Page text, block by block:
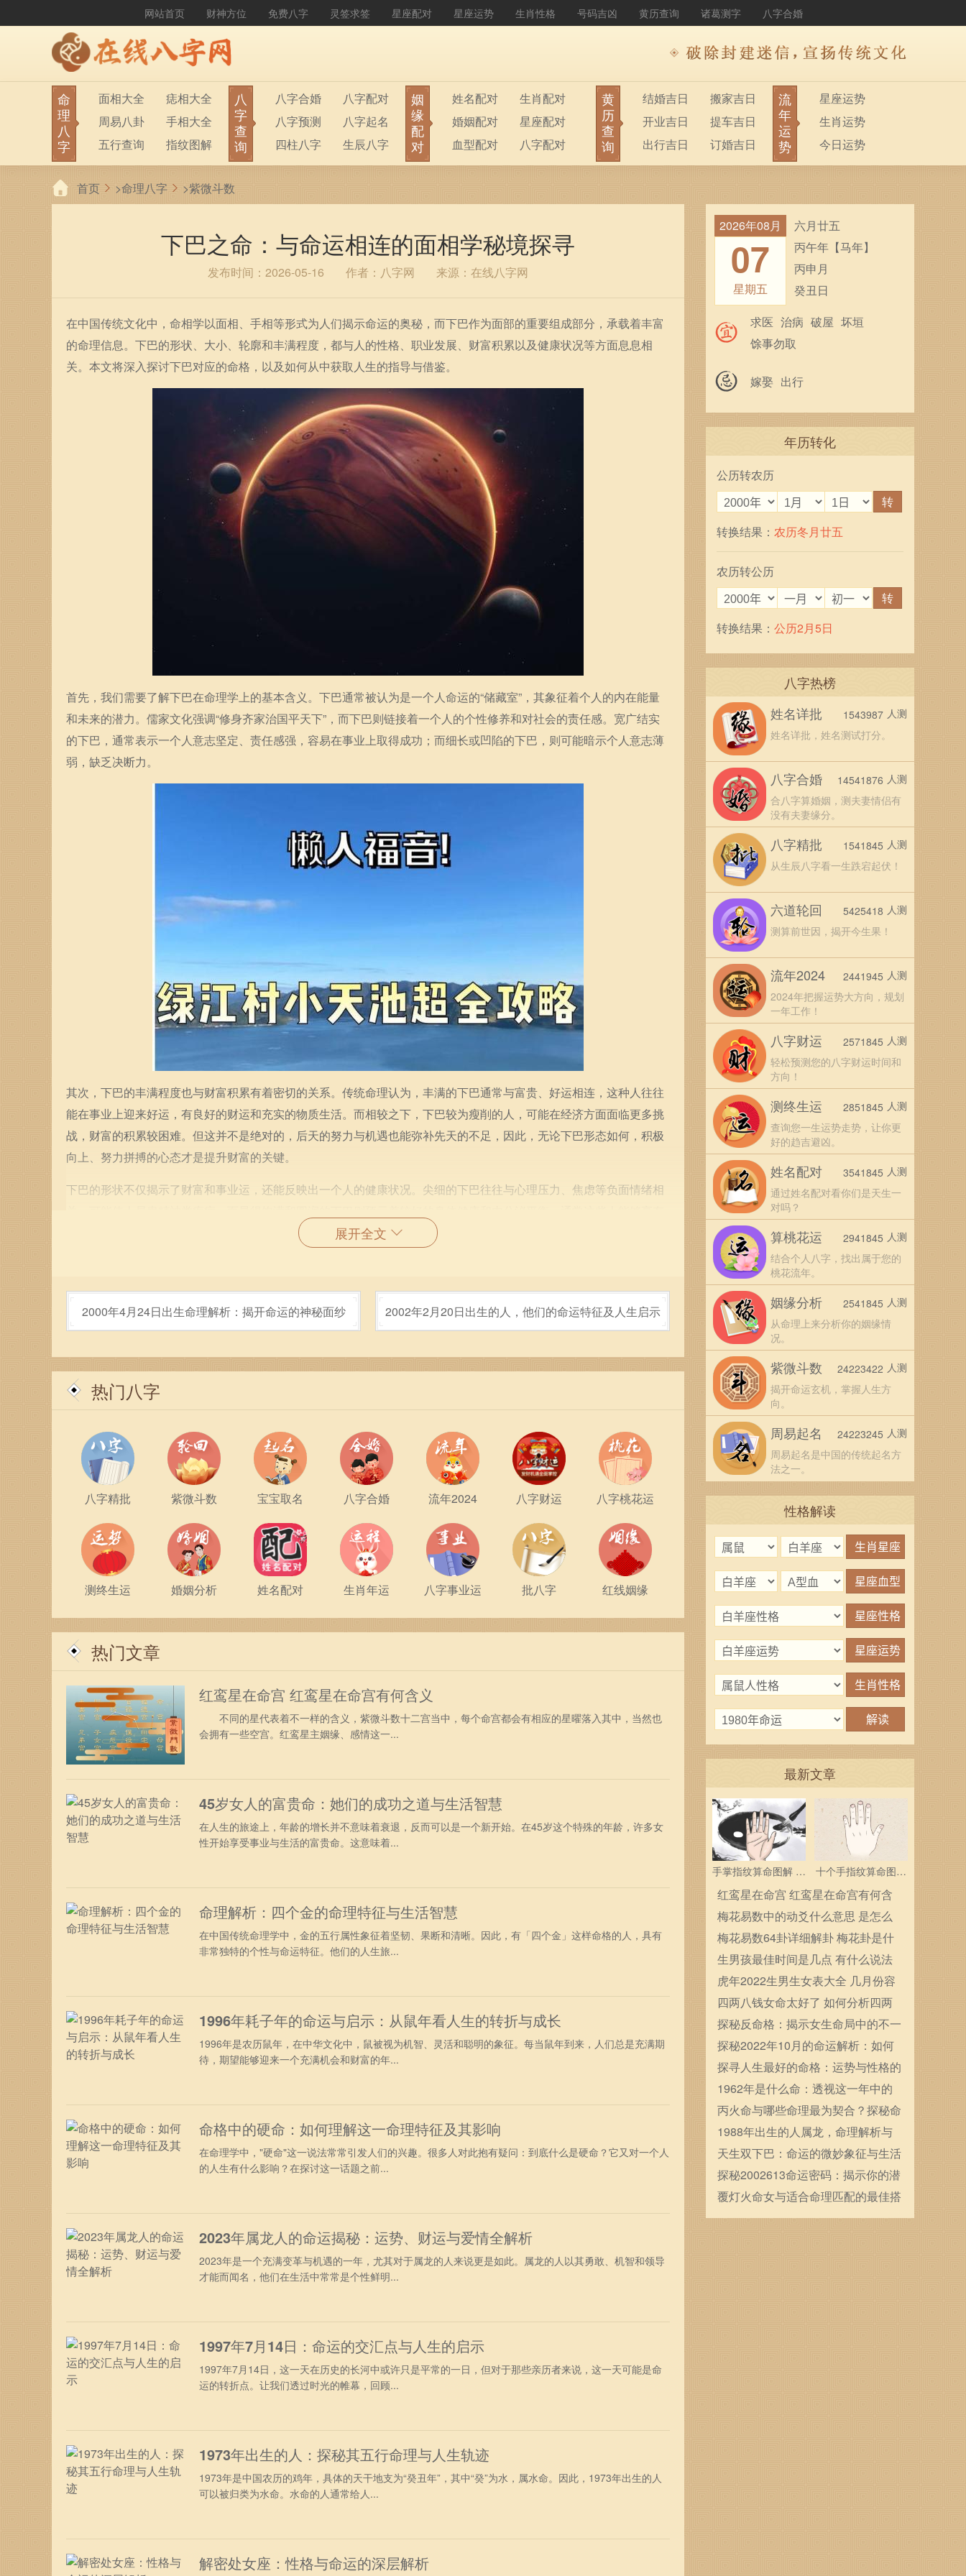
网站首页 财神方位 免费八字 灵签求签 星座配对 星座运势 生肖性格 号码吉凶 黄历查询 诸葛测字 八字合婚
命
理
八
字
面相大全
痣相大全
周易八卦
手相大全
五行查询
指纹图解
生男生女
称骨算命
前世今生
塔罗占卜
八
字
查
询
八字合婚
八字配对
八字预测
八字起名
四柱八字
生辰八字
六十甲子
八字排盘
姻
缘
配
对
姓名配对
生肖配对
婚姻配对
星座配对
血型配对
八字配对
黄
历
查
询
结婚吉日
搬家吉日
开业吉日
提车吉日
出行吉日
订婚吉日
流
年
运
势
星座运势
生肖运势
今日运势
首页 >命理八字 >紫微斗数
下巴之命：与命运相连的面相学秘境探寻
发布时间：2026-05-16 作者：八字网 来源：在线八字网
在中国传统文化中，命相学以面相、手相等形式为人们揭示命运的奥秘，而下巴作为面部的重要组成部分，承载着丰富
的命理信息。下巴的形状、大小、轮廓和丰满程度，都与人的性格、职业发展、财富积累以及健康状况等方面息息相
关。本文将深入探讨下巴对应的命格，以及如何从中获取人生的指导与借鉴。
首先，我们需要了解下巴在命理学上的基本含义。下巴通常被认为是一个人命运的“储藏室”，其象征着个人的内在能量
和未来的潜力。儒家文化强调“修身齐家治国平天下”，而下巴则链接着一个人的个性修养和对社会的责任感。宽广结实
的下巴，通常表示一个人意志坚定、责任感强，容易在事业上取得成功；而细长或凹陷的下巴，则可能暗示个人意志薄
弱，缺乏决断力。
其次，下巴的丰满程度也与财富积累有着密切的关系。传统命理认为，丰满的下巴通常与富贵、好运相连，这种人往往
能在事业上迎来好运，有良好的财运和充实的物质生活。而相较之下，下巴较为瘦削的人，可能在经济方面面临更多挑
战，财富的积累较困难。但这并不是绝对的，后天的努力与机遇也能弥补先天的不足，因此，无论下巴形态如何，积极
向上、努力拼搏的心态才是提升财富的关键。
下巴的形状不仅揭示了财富和事业运，还能反映出一个人的健康状况。尖细的下巴往往与心理压力、焦虑等负面情绪相
生活的乐趣，保持良好的生活状态。当然，虽然面相可以提供一些线索，但真正的健康还是要依靠日常的饮食、运动和
引他人的注意，善于交际。而下巴较为细长的人可能相对内向，社交能力较弱，容易显得孤独。因此，提升下巴所代表
的人际魅力实际上也关乎到自我形象的提升与自我认知的强化，通过学习与锻炼，可以改善这方面的状况。
在生活中，我们可以通过了解自己下巴的特征，找到更适合的生活与职业方向。例如，下巴宽广的人适合从事需要团体
协作的职业，如管理、销售等，这类工作能够充分发挥他们的社交与沟通能力。而下巴较细的人，或许更适合需要独立
思考或创造性的职业，如科研、艺术等，这样能够让他们在安静中思维、创作，从而实现自我价值。
总结来说，下巴在命理学上起到了至关重要的作用，无论是在财富、事业、健康还是人际关系方面，都能够提供有价值
的指导。了解自身的下巴特征，我们可以更好地规划人生，提高自身的综合素质与能力。无论命格如何，积极向上的心
态与努力拼搏的行动，才是改变命运的真正钥匙。正如古语所言：“天行健，君子以自强不息。”让我们从命理中汲取智
慧，努力成就更加辉煌的人生。
展开全文
2000年4月24日出生命理解析：揭开命运的神秘面纱 2002年2月20日出生的人，他们的命运特征及人生启示
热门八字
八字精批 紫微斗数 宝宝取名 八字合婚 流年2024 八字财运 八字桃花运
测终生运 婚姻分析 姓名配对 生肖年运 八字事业运 批八字 红线姻缘
热门文章
红鸾星在命宫 红鸾星在命宫有何含义
不同的星代表着不一样的含义，紫微斗数十二宫当中，每个命宫都会有相应的星曜落入其中，当然也
会拥有一些空宫。红鸾星主姻缘、感情这一...
45岁女人的富贵命：她们的成功之道与生活智慧
在人生的旅途上，年龄的增长并不意味着衰退，反而可以是一个新开始。在45岁这个特殊的年龄，许多女
性开始享受事业与生活的富贵命。这意味着...
命理解析：四个金的命理特征与生活智慧
在中国传统命理学中，金的五行属性象征着坚韧、果断和清晰。因此，有「四个金」这样命格的人，具有
非常独特的个性与命运特征。他们的人生旅...
1996年耗子年的命运与启示：从鼠年看人生的转折与成长
1996年是农历鼠年，在中华文化中，鼠被视为机智、灵活和聪明的象征。每当鼠年到来，人们总是充满期
待，期望能够迎来一个充满机会和财富的年...
命格中的硬命：如何理解这一命理特征及其影响
在命理学中，"硬命"这一说法常常引发人们的兴趣。很多人对此抱有疑问：到底什么是硬命？它又对一个人
的人生有什么影响？在探讨这一话题之前...
2023年属龙人的命运揭秘：运势、财运与爱情全解析
2023年是一个充满变革与机遇的一年，尤其对于属龙的人来说更是如此。属龙的人以其勇敢、机智和领导
才能而闻名，他们在生活中常常是个性鲜明...
1997年7月14日：命运的交汇点与人生的启示
1997年7月14日，这一天在历史的长河中或许只是平常的一日，但对于那些亲历者来说，这一天可能是命
运的转折点。让我们透过时光的帷幕，回顾...
1973年出生的人：探秘其五行命理与人生轨迹
1973年是中国农历的鸡年，具体的天干地支为“癸丑年”，其中“癸”为水，属水命。因此，1973年出生的人
可以被归类为水命。水命的人通常给人...
解密处女座：性格与命运的深层解析
2026年08月
07
星期五
六月廿五
丙午年【马年】
丙申月
癸丑日
求医 治病 破屋 坏垣
馀事勿取
嫁娶 出行
年历转化
公历转农历
转
转换结果： 农历冬月廿五
农历转公历
转
转换结果： 公历2月5日
八字热榜
姓名详批
姓名详批，姓名测试打分。
1543987 人测
八字合婚
合八字算婚姻，测夫妻情侣有
没有夫妻缘分。
14541876 人测
八字精批
从生辰八字看一生跌宕起伏！
1541845 人测
六道轮回
测算前世因，揭开今生果！
5425418 人测
流年2024
2024年把握运势大方向，规划
一年工作！
2441945 人测
八字财运
轻松预测您的八字财运时间和
方向！
2571845 人测
测终生运
查询您一生运势走势，让你更
好的趋吉避凶。
2851845 人测
姓名配对
通过姓名配对看你们是天生一
对吗？
3541845 人测
算桃花运
结合个人八字，找出属于您的
桃花流年。
2941845 人测
姻缘分析
从命理上来分析你的姻缘情
况。
2541845 人测
紫微斗数
揭开命运玄机，掌握人生方
向。
24223422 人测
周易起名
周易起名是中国的传统起名方
法之一。
24223245 人测
性格解读
最新文章
手掌指纹算命图解 三
个斗多为中层领导
十个手指纹算命图解
分析指纹算命是什么
红鸾星在命宫 红鸾星在命宫有何含
义
梅花易数中的动爻什么意思 是怎么
确定的
梅花易数64卦详细解卦 梅花卦是什
么
生男孩最佳时间是几点 有什么说法
虎年2022生男生女表大全 几月份容
易生男宝宝
四两八钱女命太好了 如何分析四两
八钱女命
探秘反命格：揭示女生命局中的不一
般命运之路
探秘2022年10月的命运解析：如何
把握机会与挑战？
探寻人生最好的命格：运势与性格的
完美结合
1962年是什么命：透视这一年中的
星座与命运变迁
丙火命与哪些命理最为契合？探秘命
理中的和谐之道
1988年出生的人属龙，命理解析与
运势展望
天生双下巴：命运的微妙象征与生活
中的影响
探秘2002613命运密码：揭示你的潜
力与未来之路
覆灯火命女与适合命理匹配的最佳搭
配解析